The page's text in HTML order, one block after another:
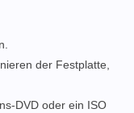
der Festplatte,
DVD oder ein ISO